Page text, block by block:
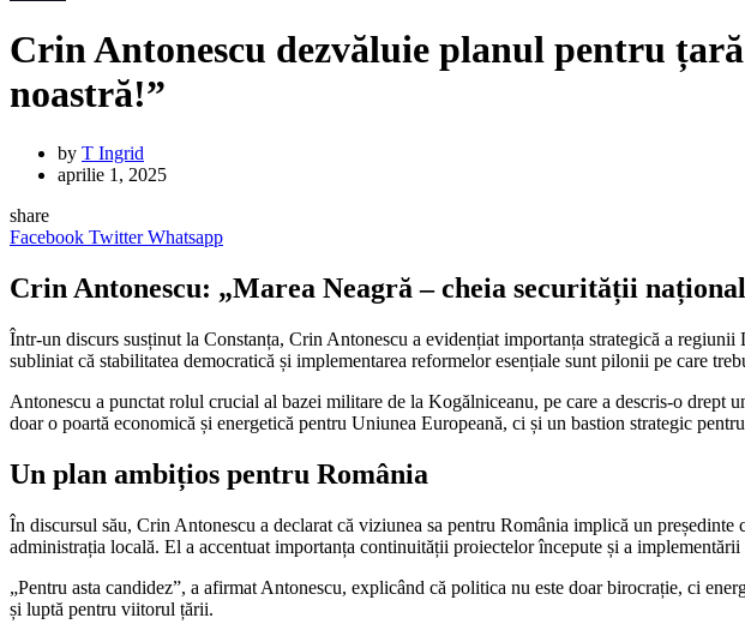
Crin Antonescu dezvăluie planul pentru
noastră!”
by T Ingrid
aprilie 1, 2025
share
Facebook Twitter Whatsapp
Crin Antonescu: „Marea Neagră – cheia securității
Într-un discurs susținut la Constanța, Crin Antonescu a evidențiat importanța strategică a
subliniat că stabilitatea democratică și implementarea reformelor esențiale sunt pilonii pe care
Antonescu a punctat rolul crucial al bazei militare de la Kogălniceanu, pe care a descris-o
doar o poartă economică și energetică pentru Uniunea Europeană, ci și un bastion strategic
Un plan ambițios pentru România
În discursul său, Crin Antonescu a declarat că viziunea sa pentru România implică un
administrația locală. El a accentuat importanța continuității proiectelor începute și a
„Pentru asta candidez”, a afirmat Antonescu, explicând că politica nu este doar birocrație, ci
și luptă pentru viitorul țării.